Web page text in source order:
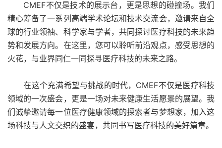
CMEF不仅是技术的展示台，更是思想的碰撞场。我们
精心筹备了一系列高端学术论坛和技术交流会，邀请来自全
球的行业领袖、科学家与学者，共同探讨医疗科技的未来趋
势和发展方向。在这里，您可以聆听前沿观点，感受思想的
火花，与业界同仁一同探寻医疗科技的未来之路。
在这个充满希望与挑战的时代，CMEF不仅是医疗科技
领域的一次盛会，更是一场对未来健康生活愿景的展望。我
们诚挚邀请每一位医疗健康领域的探索者与梦想家，加入这
场科技与人文交织的盛宴，共同书写医疗科技的美好篇章。